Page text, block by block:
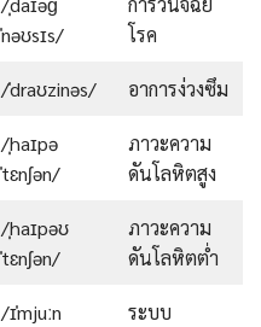
ˈnəʊsɪs/
โรค
/ˈdraʊzinəs/ อาการง่วงซึม
/ˌhaɪpə
ˈtɛnʃən/
ภาวะความ
ดันโลหิตสูง
/ˌhaɪpəʊ
ˈtɛnʃən/
ภาวะความ
ดันโลหิตต่ำ
/ɪˈmjuːn
ระบบ